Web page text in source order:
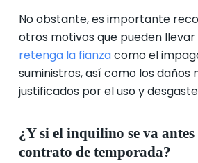
No obstante, es importante
otros motivos que pueden llevar
retenga la fianzacomo el
suministros, así como los daños
justificados por el uso y
¿Y si el inquilino se va
contrato de temporada?